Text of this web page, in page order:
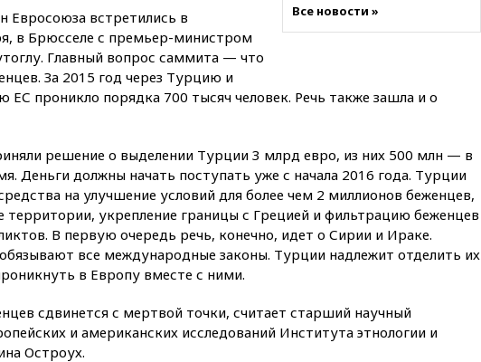
10:31 ВС РФ ударили по
бомба разрушила Нагасаки
09:09Минобороны: за ночь
сбито 153 украинских БПЛА
08:50 Состояние здоровья
Джо Байдена ухудшилось
07:40OpenAI приостановила
06:25
У берегов Италии
обнаружили затонувшее
Все новости »
Евросоюза встретились в
в Брюсселе с премьер-министром
Главный вопрос саммита — что
За 2015 год через Турцию и
проникло порядка 700 тысяч человек. Речь также зашла и о
решение о выделении Турции 3 млрд евро, из них 500 млн — в
Деньги должны начать поступать уже с начала 2016 года. Турции
на улучшение условий для более чем 2 миллионов беженцев,
территории, укрепление границы с Грецией и фильтрацию беженцев
В первую очередь речь, конечно, идет о Сирии и Ираке.
все международные законы. Турции надлежит отделить их
в Европу вместе с ними.
сдвинется с мертвой точки, считает старший научный
и американских исследований Института этнологии и
Остроух.